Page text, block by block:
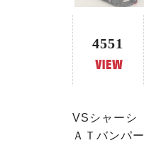
4551
VSシャーシ
ＡＴバンパー